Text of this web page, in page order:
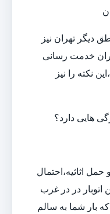
دیگر تهران نیز
خدمت رسانی
نکته را نیز
هایی دارد؟
اثاثیه،احتمال
اتوبار در در غرب
بار شما به سالم